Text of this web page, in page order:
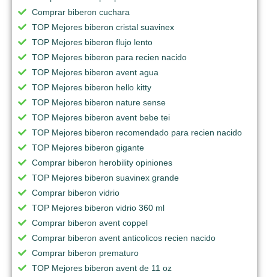
Comprar biberon cuchara
TOP Mejores biberon cristal suavinex
TOP Mejores biberon flujo lento
TOP Mejores biberon para recien nacido
TOP Mejores biberon avent agua
TOP Mejores biberon hello kitty
TOP Mejores biberon nature sense
TOP Mejores biberon avent bebe tei
TOP Mejores biberon recomendado para recien nacido
TOP Mejores biberon gigante
Comprar biberon herobility opiniones
TOP Mejores biberon suavinex grande
Comprar biberon vidrio
TOP Mejores biberon vidrio 360 ml
Comprar biberon avent coppel
Comprar biberon avent anticolicos recien nacido
Comprar biberon prematuro
TOP Mejores biberon avent de 11 oz